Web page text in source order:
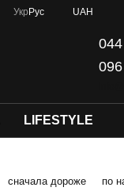
Укр Рус UAH
LIFESTYLE
сначала дороже по